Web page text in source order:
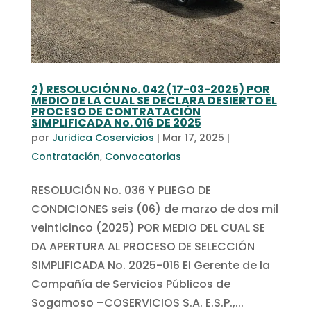
2) RESOLUCIÓN No. 042 (17-03-2025) POR
MEDIO DE LA CUAL SE DECLARA DESIERTO EL
PROCESO DE CONTRATACIÓN
SIMPLIFICADA No. 016 DE 2025
por Juridica Coservicios | Mar 17, 2025 |
Contratación, Convocatorias
RESOLUCIÓN No. 036 Y PLIEGO DE
CONDICIONES seis (06) de marzo de dos mil
veinticinco (2025) POR MEDIO DEL CUAL SE
DA APERTURA AL PROCESO DE SELECCIÓN
SIMPLIFICADA No. 2025-016 El Gerente de la
Compañía de Servicios Públicos de
Sogamoso –COSERVICIOS S.A. E.S.P.,...